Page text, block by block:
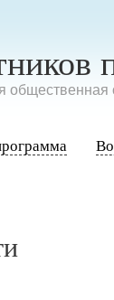
общественная